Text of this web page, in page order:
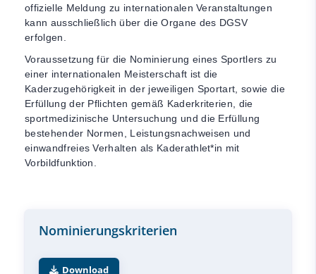
offizielle Meldung zu internationalen Veranstaltungen
kann ausschließlich über die Organe des DGSV
erfolgen.
Voraussetzung für die Nominierung eines Sportlers zu
einer internationalen Meisterschaft ist die
Kaderzugehörigkeit in der jeweiligen Sportart, sowie die
Erfüllung der Pflichten gemäß Kaderkriterien, die
sportmedizinische Untersuchung und die Erfüllung
bestehender Normen, Leistungsnachweisen und
einwandfreies Verhalten als Kaderathlet*in mit
Vorbildfunktion.
Nominierungskriterien
Download